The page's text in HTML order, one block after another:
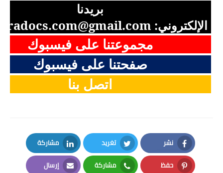
بريدنا
الإلكتروني:
مجموعتنا على فيسبوك
صفحتنا على فيسبوك
اتصل بنا
نشر
Facebook
تغريد
Twitter
مشاركة
LinkedIn
حفظ مشاركة إرسال